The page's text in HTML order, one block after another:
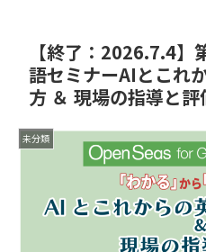
【終了：2026.7.4】
語セミナーAIとこれ
方 ＆ 現場の指導と評
未分類